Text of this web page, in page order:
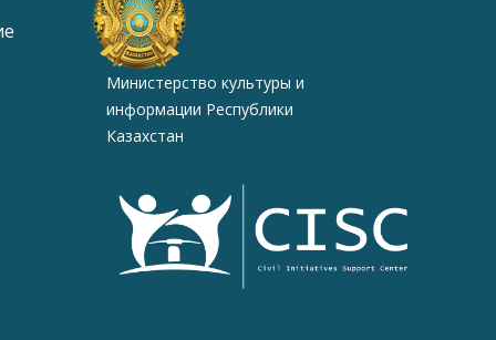
Министерство культуры и
информации Республики
Казахстан